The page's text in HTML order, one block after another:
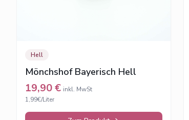
Hell
Mönchshof Bayerisch Hell
19,90€ inkl. MwSt
1,99€/Liter